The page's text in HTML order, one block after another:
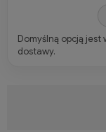
Domyślną opcją jest
dostawy.